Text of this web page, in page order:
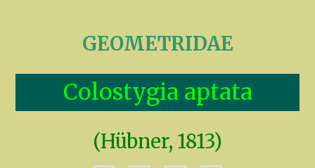
GEOMETRIDAE
Colostygia aptata
(Hübner, 1813)